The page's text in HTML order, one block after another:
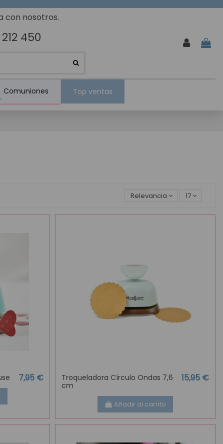
con nosotros.
450
Comuniones Top ventas
Relevancia 17
7,95 €
Troqueladora Círculo Ondas 7,6
cm
15,95 €
Añadir al carrito